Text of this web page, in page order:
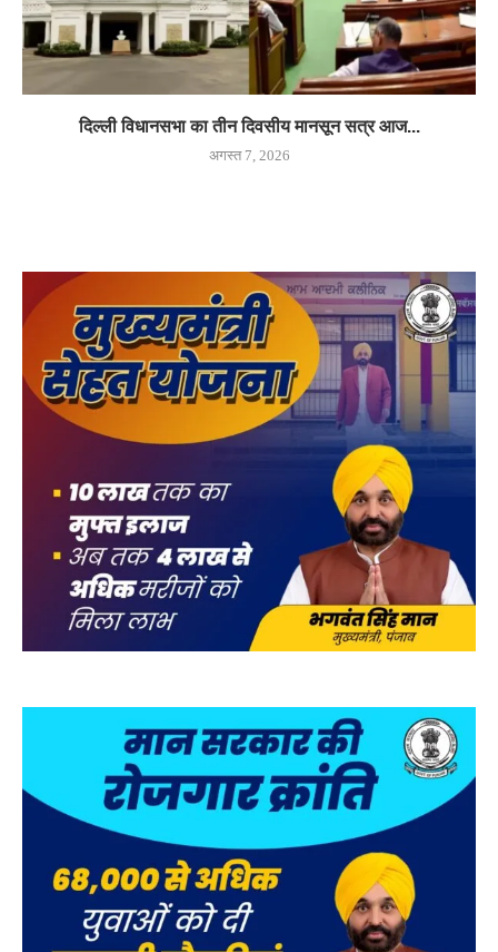
दिल्ली विधानसभा का तीन दिवसीय मानसून सत्र आज...
अगस्त 7, 2026